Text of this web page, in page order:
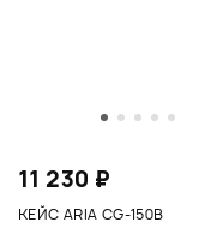
11 230 ₽
КЕЙС ARIA CG-150B